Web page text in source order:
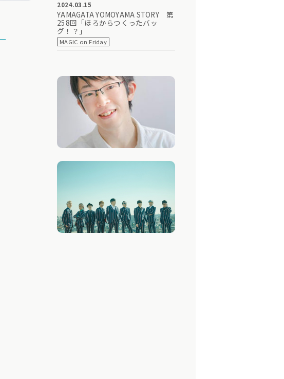
2024.03.15
YAMAGATA YOMOYAMA STORY 第
258回「ほろからつくったバッ
グ！？」
MAGIC on Friday